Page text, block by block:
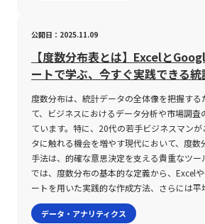
ツールやソフトウェアが用いられます。一方
ィリティは、オプションの理論価格を算出
ルズ・モデル」などの数学的モデルに依拠し
ては高度な知識が要求される場面も存在しま
ら、ボラティリティの数値そのものが投資判
ではなく、細部にわたる理解と他の分析手法
されるのです。 なお、ボラティリティの数値
合、たとえば当日のボラティリティは「ト
「ティピカル・プライス(TP)」を活用した計
一般的です。その計算式は「当日のボラティ
TR／当日のTP × 100」と表現され、TRとし
ます。この計算方法により、一般的には5%
わぬ損失が発生するリスクが高まる。 また、
い時はストップロス注文のスリッページ（損
利な価格で成立すること）のリスクも存在す
徹底が不可欠である。 投資家は、自身の許容
引量を調整し、市場の急変動に備える必要が
ニカル分析指標としては、ボリンジャーバン
ラティリティインジケーター、ADR（日中平
されるが、これらのツールの設定や使用方
いと、誤った判断を導くリスクも内在して
よるボラティリティの変動、季節的な変動要
経済的なイベントが影響を及ぼすため、常に
するチャンスと同時に、リスク対策としての
テム」として提供される事例も少なくありま
通じて、社員一人ひとりの情報がリアルタイ
に対しても迅速かつ正確な情報提供が可能となりま
テムの注意点 人事システムを導入するにあたっては、その利便性
や効果の高さと同時に、いくつかの注意点が
導入目的と求める機能との整合性を十分に
す。各企業が抱える人事課題は多岐にわたり
動のステータス管理が不十分な企業と、社
元管理が不備な企業とでは、必要とするシス
ります。したがって、現状の業務プロセスを
ムが課題解決に寄与できるかどうかを厳密に
れます。 第二に、システムの提供形態――クラウド型、オンプレミス
型、またはパッケージ型などをはじめとする各
もともとは統計学やオペレーションズリサー
たこの手法は、ビジネスプロセスマネジメン
ジメントにおいて、論理的整合性を担保しな
めの有力なツールとして位置付けられていま
は、選択肢をツリー状に展開することで、結
を容易にし、複雑な問題を整理することに寄
ンツリーの基本概念と活用意義 デシジョンツリーは、図形として
正方形、円、三角形などのシンプルな記号
階を明確化する手法です。一般的には、ツリ
定ノード（多くの場合、正方形）が配置され
ードやイベントノード（円形）を経て、最後
点ノード（三角形）が設置されます。この構
対する数値的な評価や発生確率の要素を具体
公開日：2025.11.09
【度数分布表とは】Excelと
ートで学ぶ、今すぐ実践できる統
度数分布は、統計データの全体像を把握する
て、ビジネスにおけるデータ分析や市場調
ています。特に、20代の若手ビジネスマン
タに触れる機会を増やす現代において、度
手法は、的確な意思決定を支える貴重なツー
では、度数分布の基本的な定義から、Excel
ートを用いた実践的な作成方法、さらには平
といった代表的な統計値の求め方に至るまで
に解説します。 度数分布とは 度数分布とは、膨大なデータ群を特
データ・アナリティクス